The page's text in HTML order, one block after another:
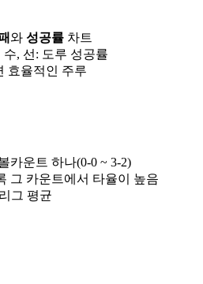
와 성공률 차트
, 선: 도루 성공률
효율적인 주루
카운트 하나(0-0 ~ 3-2)
그 카운트에서 타율이 높음
그 평균